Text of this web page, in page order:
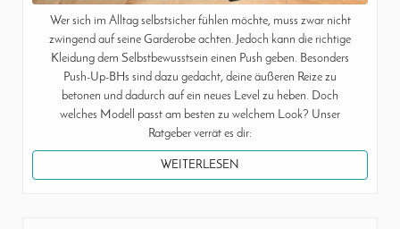
Wer sich im Alltag selbstsicher fühlen möchte, muss zwar nicht
zwingend auf seine Garderobe achten. Jedoch kann die richtige
Kleidung dem Selbstbewusstsein einen Push geben. Besonders
Push-Up-BHs sind dazu gedacht, deine äußeren Reize zu
betonen und dadurch auf ein neues Level zu heben. Doch
welches Modell passt am besten zu welchem Look? Unser
Ratgeber verrät es dir:
WEITERLESEN